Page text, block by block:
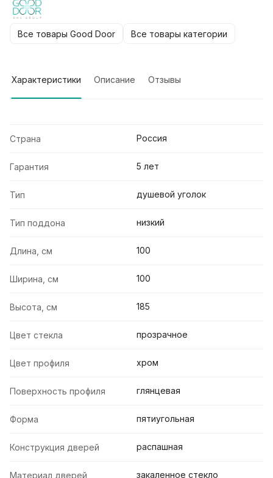
Все товары Good Door Все товары категории
Характеристики Описание Отзывы
Страна Россия
Гарантия 5 лет
Тип душевой уголок
Тип поддона низкий
Длина, см 100
Ширина, см 100
Высота, см 185
Цвет стекла прозрачное
Цвет профиля хром
Поверхность профиля глянцевая
Форма пятиугольная
Конструкция дверей распашная
Материал дверей закаленное стекло